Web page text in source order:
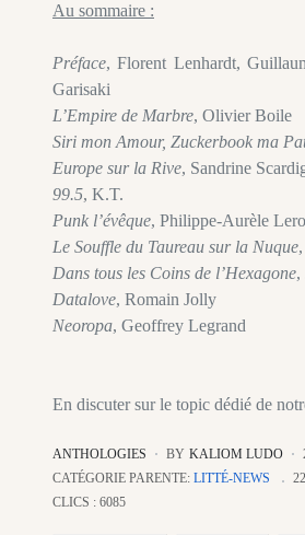
Au sommaire :
Préface, Florent Lenhardt,
Garisaki
L’Empire de Marbre, Olivier Boile
Siri mon Amour, Zuckerbook ma
Europe sur la Rive, Sandrine
99.5, K.T.
Punk l’évêque, Philippe-Aurèle
Le Souffle du Taureau sur la Nuque
Dans tous les Coins de l’Hexagone,
Datalove, Romain Jolly
Neoropa, Geoffrey Legrand
En discuter sur le topic dédié de
ANTHOLOGIES BY KALIOM LUDO
CATÉGORIE PARENTE: LITTÉ-NEWS
CLICS : 6085